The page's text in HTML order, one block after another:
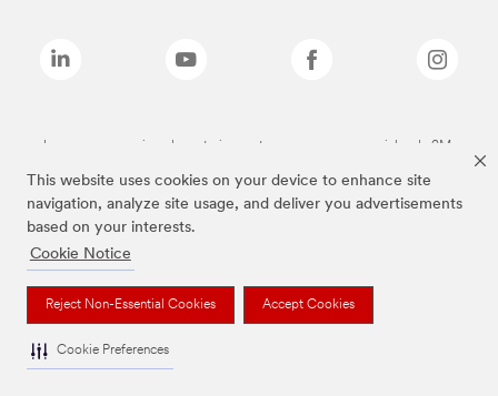
This website uses cookies on your device to enhance site
navigation, analyze site usage, and deliver you advertisements
based on your interests.
Cookie Notice
Reject Non-Essential Cookies Accept Cookies
Cookie Preferences
Las marcas mencionadas anteriormente son marcas comerciales de 3M.